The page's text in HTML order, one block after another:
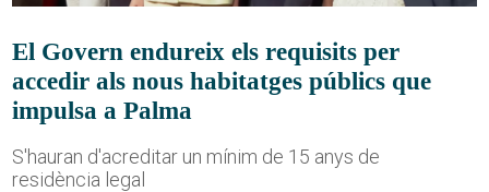
El Govern endureix els requisits per
accedir als nous habitatges públics que
impulsa a Palma
S'hauran d'acreditar un mínim de 15 anys de
residència legal